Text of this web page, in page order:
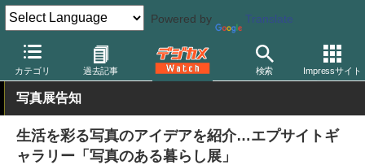
Powered by Translate
カテゴリ 過去記事 検索 Impressサイト
デジカメ Watch プリント関連 プリンター エプソン
写真展告知
生活を彩る写真のアイデアを紹介…エプサイトギ
ャラリー「写真のある暮らし展」